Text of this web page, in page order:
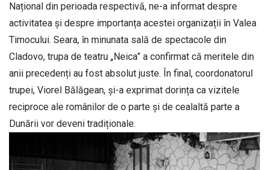
Național din perioada respectivă, ne-a informat despre
activi­tatea și despre importanța acestei organizații în Valea
Timocului. Seara, în minunata sală de spectacole din
Cladovo, trupa de teatru „Neica” a confirmat că meritele din
anii precedenți au fost absolut juste. În final, coordonatorul
trupei, Viorel Bălăgean, și-a exprimat dorința ca vizitele
reciproce ale românilor de o parte și de cealaltă parte a
Dunării vor deveni tradiționale.